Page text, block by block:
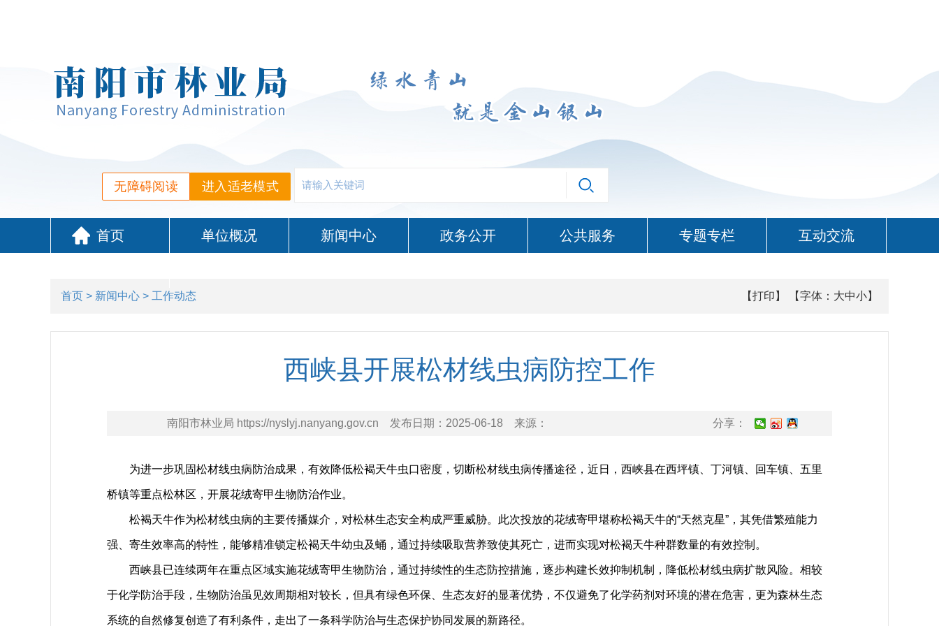
进入适老模式
无障碍阅读
首页 单位概况 新闻中心 政务公开 公共服务 专题专栏 互动交流
首页 > 新闻中心 > 工作动态 【打印】 【字体： 大中小】
西峡县开展松材线虫病防控工作
南阳市林业局 https://nyslyj.nanyang.gov.cn 发布日期： 2025-06-18 来源： 分享：
为进一步巩固松材线虫病防治成果，有效降低松褐天牛虫口密度，切断松材线虫病传播途径，近日，西峡县在西坪镇、丁河镇、回车镇、五里
桥镇等重点松林区，开展花绒寄甲生物防治作业。
松褐天牛作为松材线虫病的主要传播媒介，对松林生态安全构成严重威胁。此次投放的花绒寄甲堪称松褐天牛的“天然克星”，其凭借繁殖能力
强、寄生效率高的特性，能够精准锁定松褐天牛幼虫及蛹，通过持续吸取营养致使其死亡，进而实现对松褐天牛种群数量的有效控制。
西峡县已连续两年在重点区域实施花绒寄甲生物防治，通过持续性的生态防控措施，逐步构建长效抑制机制，降低松材线虫病扩散风险。相较
于化学防治手段，生物防治虽见效周期相对较长，但具有绿色环保、生态友好的显著优势，不仅避免了化学药剂对环境的潜在危害，更为森林生态
系统的自然修复创造了有利条件，走出了一条科学防治与生态保护协同发展的新路径。